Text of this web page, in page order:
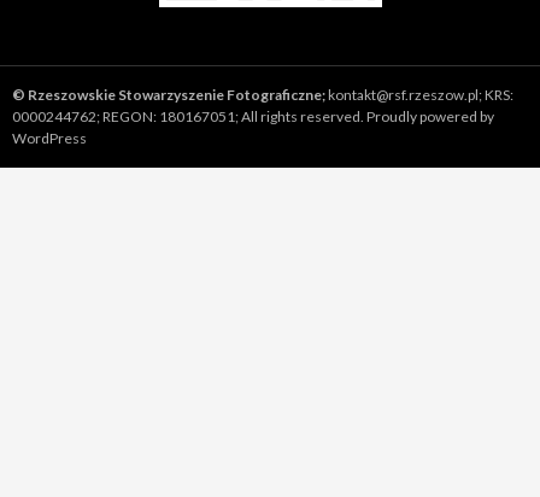
© Rzeszowskie Stowarzyszenie Fotograficzne;kontakt@rsf.rzeszow.pl;KRS:
0000244762; REGON: 180167051; All rights reserved. Proudly powered by
WordPress